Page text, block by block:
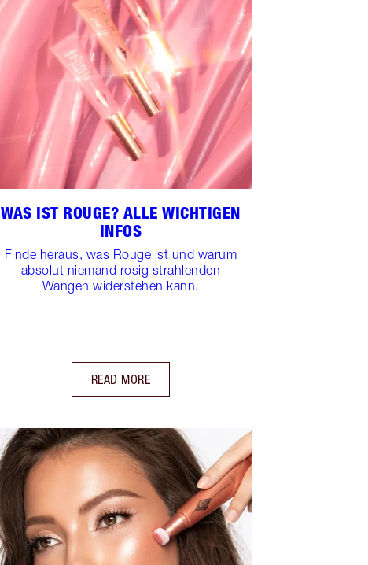
WAS IST ROUGE? ALLE WICHTIGEN
INFOS
Finde heraus, was Rouge ist und warum
absolut niemand rosig strahlenden
Wangen widerstehen kann.
READ MORE